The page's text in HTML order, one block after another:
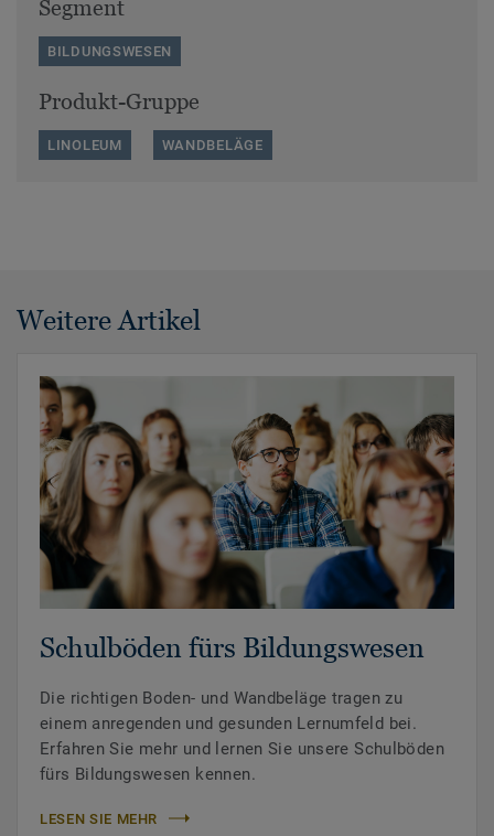
Segment
BILDUNGSWESEN
Produkt-Gruppe
LINOLEUM WANDBELÄGE
Weitere Artikel
Schulböden fürs Bildungswesen
Die richtigen Boden- und Wandbeläge tragen zu
einem anregenden und gesunden Lernumfeld bei.
Erfahren Sie mehr und lernen Sie unsere Schulböden
fürs Bildungswesen kennen.
LESEN SIE MEHR